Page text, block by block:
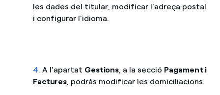
les dades del titular, modificar l'adreça postal
i configurar l'idioma.
4. A l'apartat Gestions, a la secció Pagament i
Factures, podràs modificar les domiciliacions.